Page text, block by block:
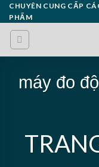
Skip
to
content
CHUYÊN CUNG CẤP
PHẨM
máy đo